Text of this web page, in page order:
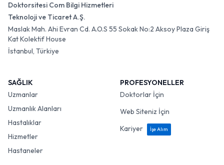
Doktorsitesi Com Bilgi Hizmetleri
Teknoloji ve Ticaret A.Ş.
Maslak Mah. Ahi Evran Cd. A.O.S 55 Sokak No:2 Aksoy Plaza Giriş
Kat Kolektif House
İstanbul, Türkiye
SAĞLIK
Uzmanlar
Uzmanlık Alanları
Hastalıklar
Hizmetler
Hastaneler
PROFESYONELLER
Doktorlar İçin
Web Siteniz İçin
Kariyer
İşe Alım